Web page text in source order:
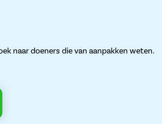
naar doeners die van aanpakken weten.